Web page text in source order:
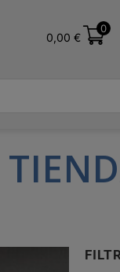
0,00 €
0